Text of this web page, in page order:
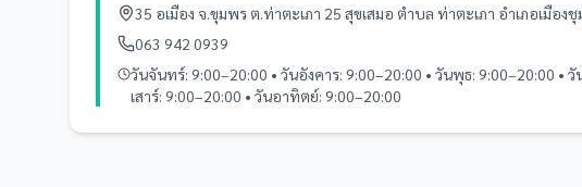
35 อเมือง จ.ขุมพร ต.ท่าตะเภา 25 สุขเสมอ ตำบล ท่าตะเภา อำเภอเมือ
063 942 0939
วันจันทร์: 9:00–20:00 • วันอังคาร: 9:00–20:00 • วันพุธ: 9:00–20:00 •
เสาร์: 9:00–20:00 • วันอาทิตย์: 9:00–20:00